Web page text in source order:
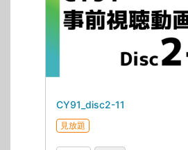
CY91_disc2-11
見放題